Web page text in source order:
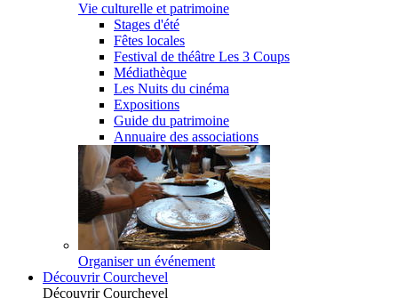
Vie culturelle et patrimoine
Stages d'été
Fêtes locales
Festival de théâtre Les 3 Coups
Médiathèque
Les Nuits du cinéma
Expositions
Guide du patrimoine
Annuaire des associations
Organiser un événement
Découvrir Courchevel
Découvrir Courchevel